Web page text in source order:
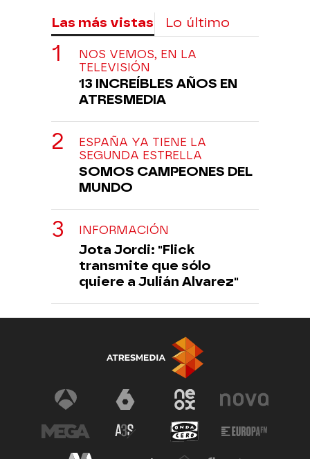
Las más vistas Lo último
NOS VEMOS, EN LA
TELEVISIÓN
13 INCREÍBLES AÑOS EN
ATRESMEDIA
ESPAÑA YA TIENE LA
SEGUNDA ESTRELLA
SOMOS CAMPEONES DEL
MUNDO
INFORMACIÓN
Jota Jordi: "Flick
transmite que sólo
quiere a Julián Alvarez"